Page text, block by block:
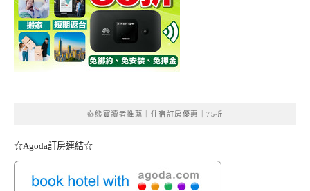
👍熊寶讀者推薦｜住宿訂房優惠｜75折
☆Agoda訂房連結☆